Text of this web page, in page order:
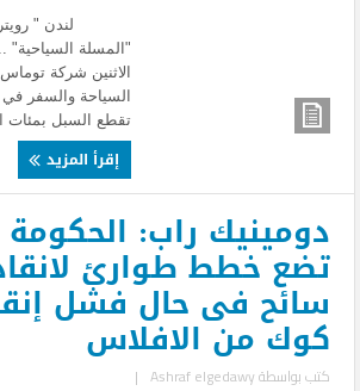
لندن "
"المسلة السياحية"
الاثنين شركة
السياحة والسفر في
تقطع السبل بمئات
إقرأ المزيد
دومينيك راب: الحكومة
سائح فى حال فشل
كوك من الافلاس
كتب بواسطةAshraf elgedawy
|